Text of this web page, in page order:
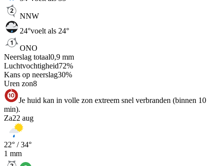
NNW
24°voelt als 24°
ONO
Neerslag totaal0,9 mm
Luchtvochtigheid72%
Kans op neerslag30%
Uren zon8
Je huid kan in volle zon extreem snel verbranden (binnen 10
min).
Za22 aug
22° /34°
1 mm